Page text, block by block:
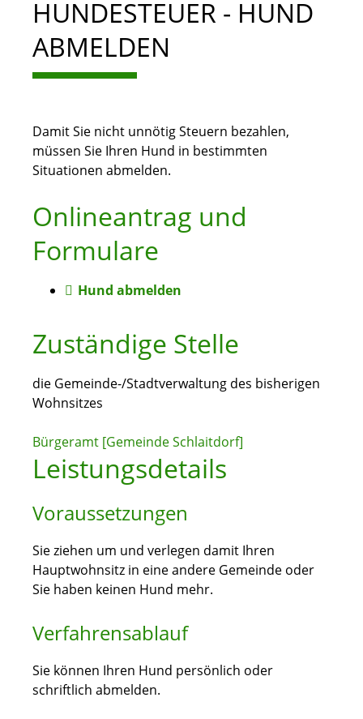
HUNDESTEUER - HUND
ABMELDEN
Damit Sie nicht unnötig Steuern bezahlen,
müssen Sie Ihren Hund in bestimmten
Situationen abmelden.
Onlineantrag und
Formulare
Hund abmelden
Zuständige Stelle
die Gemeinde-/Stadtverwaltung des bisherigen
Wohnsitzes
Bürgeramt [Gemeinde Schlaitdorf]
Leistungsdetails
Voraussetzungen
Sie ziehen um und verlegen damit Ihren
Hauptwohnsitz in eine andere Gemeinde oder
Sie haben keinen Hund mehr.
Verfahrensablauf
Sie können Ihren Hund persönlich oder
schriftlich abmelden.